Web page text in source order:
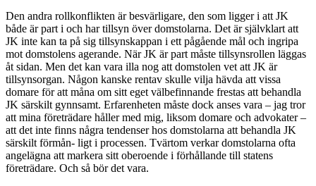
Den andra rollkonflikten är besvärligare, den som ligger i att JK
både är part i och har tillsyn över domstolarna. Det är självklart att
JK inte kan ta på sig tillsynskappan i ett pågående mål och ingripa
mot domstolens agerande. När JK är part måste tillsynsrollen läggas
åt sidan. Men det kan vara illa nog att domstolen vet att JK är
tillsynsorgan. Någon kanske rentav skulle vilja hävda att vissa
domare för att måna om sitt eget välbefinnande frestas att behandla
JK särskilt gynnsamt. Erfarenheten måste dock anses vara – jag tror
att mina företrädare håller med mig, liksom domare och advokater –
att det inte finns några tendenser hos domstolarna att behandla JK
särskilt förmån- ligt i processen. Tvärtom verkar domstolarna ofta
angelägna att markera sitt oberoende i förhållande till statens
företrädare. Och så bör det vara.